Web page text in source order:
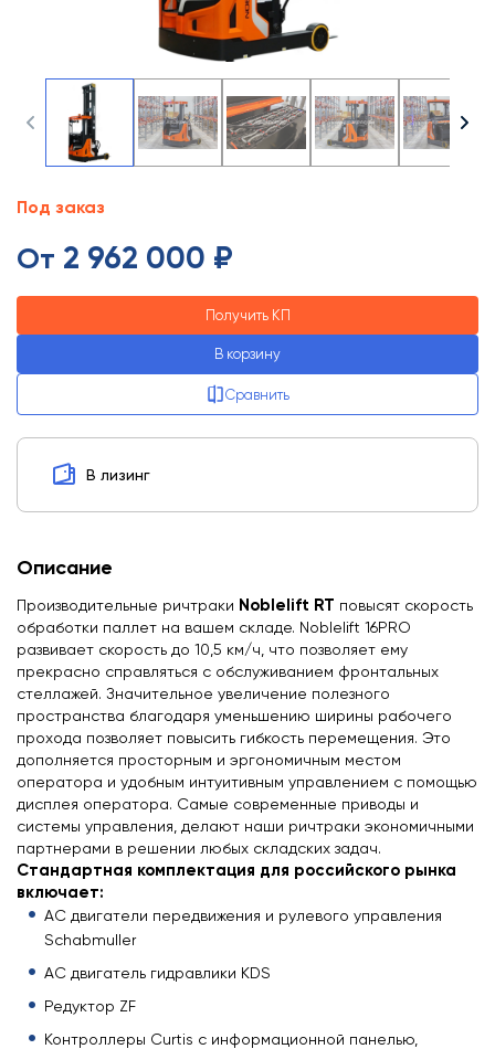
Под заказ
От 2 962 000 ₽
Получить КП
В корзину
Сравнить
В лизинг
Описание
Производительные ричтраки Noblelift RT повысят скорость
обработки паллет на вашем складе. Noblelift 16PRO
развивает скорость до 10,5 км/ч, что позволяет ему
прекрасно справляться с обслуживанием фронтальных
стеллажей. Значительное увеличение полезного
пространства благодаря уменьшению ширины рабочего
прохода позволяет повысить гибкость перемещения. Это
дополняется просторным и эргономичным местом
оператора и удобным интуитивным управлением с помощью
дисплея оператора. Самые современные приводы и
системы управления, делают наши ричтраки экономичными
партнерами в решении любых складских задач.
Стандартная комплектация для российского рынка
включает:
АС двигатели передвижения и рулевого управления
Schabmuller
АС двигатель гидравлики KDS
Редуктор ZF
Контроллеры Curtis с информационной панелью,